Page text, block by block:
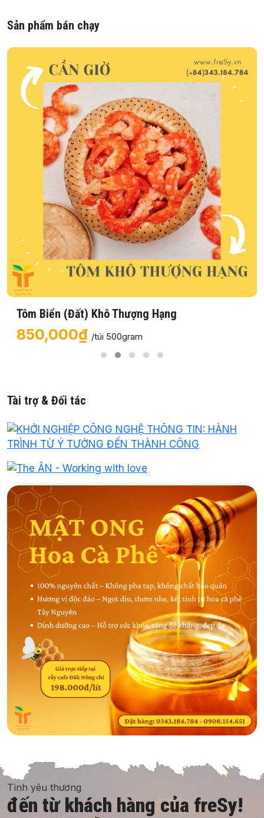
Sản phẩm bán chạy
Tôm Biển (Đất) Khô Thượng Hạng
850,000₫ /túi 500gram
Tài trợ & Đối tác
Tình yêu thương
đến từ khách hàng của freSy!